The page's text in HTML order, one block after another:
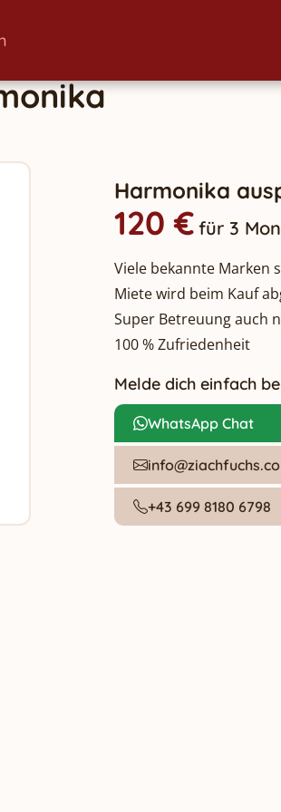
Harmonika
120 € für 3
Viele bekannte Marken
Miete wird beim Kauf
Super Betreuung auch
100 % Zufriedenheit
Melde dich einfach
WhatsApp Chat
+43 699 8180 6798